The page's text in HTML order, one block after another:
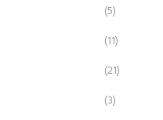
(5)
(11)
(21)
(3)